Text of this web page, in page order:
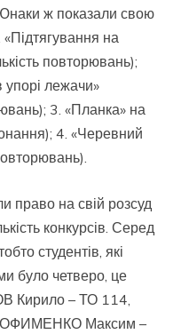
Юнаки ж показали свою
на
повторювань);
упорі лежачи»
3. «Планка» на
4. «Черевний
право на свій розсуд
конкурсів. Серед
студентів, які
було четверо, це
Кирило – ТО 114,
Максим –